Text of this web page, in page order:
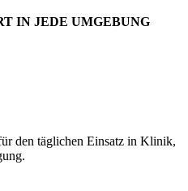
IN JEDE UMGEBUNG
den täglichen Einsatz in Klinik,